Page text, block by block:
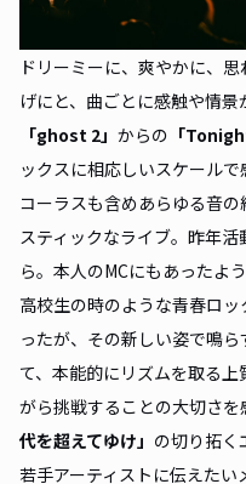
ドリーミーに、爽やかに、
げにと、曲ごとに感触や情景
「ghost 2」 からの 「
ックスに相応しいスケールで
コーラスも含めあらゆる音
スティックなライブ。昨年
ら。本人のMCにもあったよ
高校生の時のような青春ロ
ったが、その新しい姿で鳴
て、本能的にリズムを取る
がら挑戦することの大切さ
代を超えてゆけ」 の切り拓
若手アーティストに伝えた